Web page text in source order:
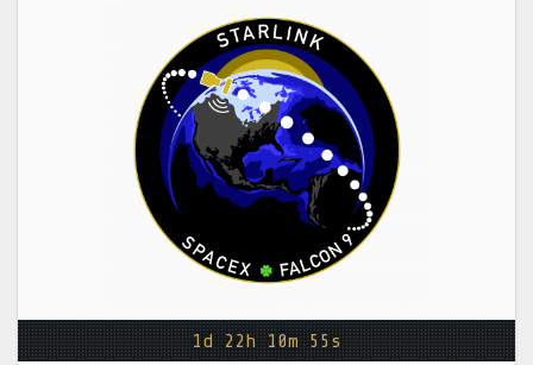
Facebook
Kalendarze
1d 22h 10m 55s